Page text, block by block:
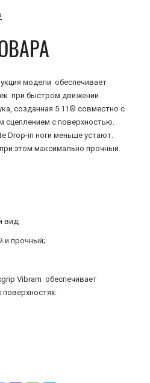
модели обеспечивает
при быстром движении.
созданная 5.11® совместно с
сцеплением с поверхностью.
Drop-in ноги меньше устают.
этом максимально прочный.
вид;
и прочный;
Vibram обеспечивает
поверхностях.